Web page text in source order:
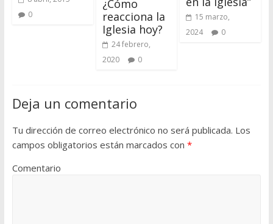
0
¿Cómo
reacciona la
Iglesia hoy?
24 febrero,
2020
0
15 marzo,
2024
0
Deja un comentario
Tu dirección de correo electrónico no será publicada. Los
campos obligatorios están marcados con *
Comentario